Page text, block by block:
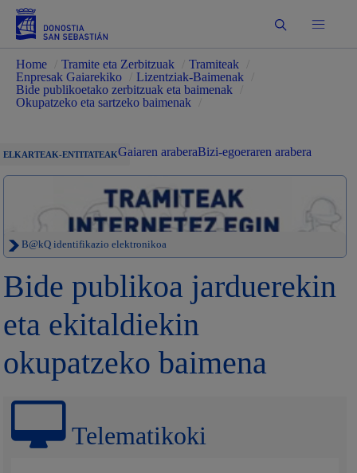
Bilatu
Home Tramite eta Zerbitzuak Tramiteak
Enpresak Gaiarekiko
Lizentziak-Baimenak
Bide publikoetako zerbitzuak eta baimenak
Okupatzeko eta sartzeko baimenak
ELKARTEAK-ENTITATEAKGaiaren araberaBizi-egoeraren arabera
B@kQ identifikazio elektronikoa
Bide publikoa jarduerekin
eta ekitaldiekin
okupatzeko baimena
Telematikoki